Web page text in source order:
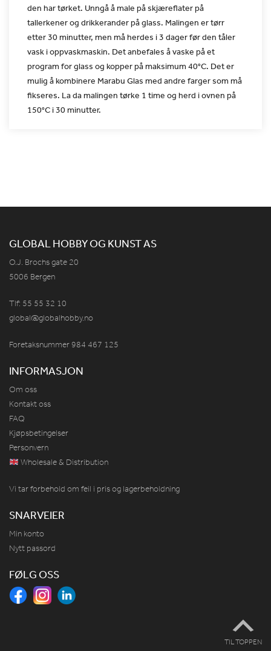
den har tørket. Unngå å male på skjæreflater på
tallerkener og drikkerander på glass. Malingen er tørr
etter 30 minutter, men må herdes i 3 dager før den tåler
vask i oppvaskmaskin. Det anbefales å vaske på et
program forglass og kopper på maksimum 40°C. Det er
mulig å kombinere Marabu Glas med andre farger som må
fikseres. La da malingen tørke 1 time og herd i ovnen på
150°C i 30 minutter.
GLOBAL HOBBY OG KUNST AS
O.J. Brochs gate 20
5006 Bergen
Tlf: 55 55 32 10
global@globalhobby.no
Foretaksnummer 984 467 125
INFORMASJON
Om oss
Kontakt oss
FAQ
Kjøpsbetingelser
Personvern
Wholesale & Distribution
Vi tar forbehold om feil i pris og lagerbeholdning
SNARVEIER
Min konto
Nytt passord
FØLG OSS
TIL TOPPEN